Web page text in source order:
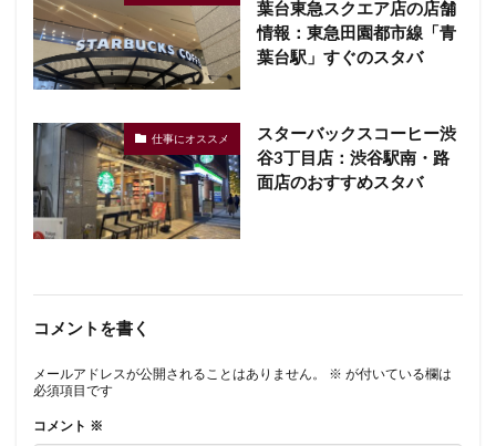
葉台東急スクエア店の店舗
情報：東急田園都市線「青
葉台駅」すぐのスタバ
仕事にオススメ
スターバックスコーヒー渋
谷3丁目店：渋谷駅南・路
面店のおすすめスタバ
コメントを書く
メールアドレスが公開されることはありません。 ※ が付いている欄は
必須項目です
コメント ※